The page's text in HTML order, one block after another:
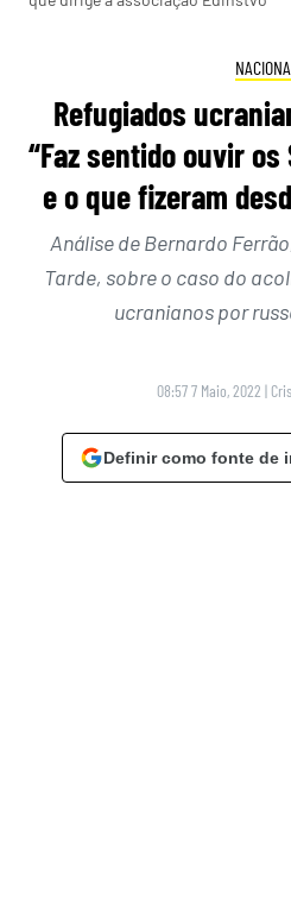
Refugiados
“Faz sentido ouvir
e o que fizeram
Análise de Bernardo
Tarde, sobre o caso do
ucranianos por
08:57 7 Maio, 2022 |
Definir como fonte de